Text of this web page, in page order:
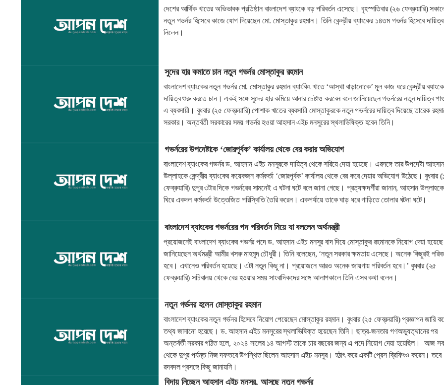
দেশের আর্থিক খাতের অভিভাবক প্রতিষ্ঠান বাংলাদেশ ব্যাংকে বড় পরিবর্তন এসেছে। বৃহস্পতিবার (২৬ ফেব্রুয়ারি)
নতুন গভর্নর হিসেবে কাজে যোগ দিয়েছেন মো. মোস্তাকুর রহমান। তিনি কেন্দ্রীয় ব্যাংকের ১৪তম গভর্নর হিসেবে দায়িত্ব
নিলেন।
সুদের হার কমাতে চান নতুন গভর্নর মোস্তাকুর রহমান
বাংলাদেশ ব্যাংকের নতুন গভর্নর মো. মোস্তাকুর রহমান ব্যাংকিং খাতে ‘আস্থা বাড়ানোকে’ মূল কাজ ধরে কেন্দ্রীয়
দায়িত্ব শুরু করতে চান। একই সঙ্গে সুদের হার কমিয়ে আনার চেষ্টাও করবেন বলে জানিয়েছেন গভর্নরের নতুন দায়িত্ব
এ ব্যবসায়ী। বুধবার (২৫ ফেব্রুয়ারি) পোশাক খাতের ব্যবসায়ী মোস্তাকুরকে নতুন গভর্নরের দায়িত্ব দিয়েছে তারেক
সরকার। অন্তর্বর্তী সরকারের সময় গভর্নর হওয়া আহসান এইচ মনসুরের স্থলাভিষিক্ত হবেন তিনি।
গভর্নরের উপদেষ্টাকে ‘জোরপূর্বক’ কার্যালয় থেকে বের করার অভিযোগ
বাংলাদেশ ব্যাংকের গভর্নর ড. আহসান এইচ মনসুরকে দায়িত্ব থেকে সরিয়ে দেয়া হয়েছে। এরসঙ্গে তার উপদেষ্টা আহসান
উল্লাহকে কেন্দ্রীয় ব্যাংকের কয়েকজন কর্মকর্তা ‘জোরপূর্বক’ কার্যালয় থেকে বের করে দেয়ার অভিযোগ উঠেছে। বুধবার
ফেব্রুয়ারি) দুপুর ৩টার দিকে গভর্নরের সামনেই এ ঘটনা ঘটে বলে জানা গেছে। প্রত্যক্ষদর্শীরা জানান, আহসান উল্লাহকে
ঘিরে একদল কর্মকর্তা উত্তেজিত পরিস্থিতি তৈরি করেন। একপর্যায়ে তাকে ঘাড় ধরে গাড়িতে তোলার ঘটনা ঘটে।
বাংলাদেশ ব্যাংকের গভর্নরের পদ পরিবর্তন নিয়ে যা বললেন অর্থমন্ত্রী
প্রয়োজনেই বাংলাদেশ ব্যাংকের গভর্নর পদে ড. আহসান এইচ মনসুর বাদ দিয়ে মোস্তাকুর রহমানকে নিয়োগ দেয়া
জানিয়েছেন অর্থমন্ত্রী আমীর খসরু মাহমুদ চৌধুরী। তিনি বলেছেন, ‘নতুন সরকার ক্ষমতায় এসেছে। অনেক কিছুরই
হবে। এখানেও পরিবর্তন হয়েছে। এটা নতুন কিছু না। প্রয়োজনে আরও অনেক জায়গায় পরিবর্তন হবে।’ বুধবার (২৫
ফেব্রুয়ারি) সচিবালয় থেকে বের হওয়ার সময় সাংবাদিকদের সঙ্গে আলাপকালে তিনি এসব কথা বলেন।
নতুন গর্ভনর হলেন মোস্তাকুর রহমান
বাংলাদেশ ব্যাংকের নতুন গর্ভনর হিসেবে নিয়োগ পেয়েছেন মোস্তাকুর রহমান। বুধবার (২৫ ফেব্রুয়ারি) প্রজ্ঞাপন জারি
তথ্য জানানো হয়েছে। ড. আহসান এইচ মনসুরের স্থলাভিষিক্ত হয়েছেন তিনি। ছাত্র-জনতার গণঅভ্যুত্থানের পর
অন্তর্বর্তী সরকার গঠিত হলে, ২০২৪ সালের ১৪ আগস্ট তাকে চার বছরের জন্য এ পদে নিয়োগ দেয়া হয়েছিল। আজ
থেকে দুপুর পর্যন্ত নিজ দফতরে উপস্থিত ছিলেন আহসান এইচ মনসুর। হঠাৎ করে একটি প্রেস ব্রিফিংও করেন। তবে
রদবদল প্রসঙ্গে কিছু জানায়নি।
বিদায় নিচ্ছেন আহসান এইচ মনসুর, আসছে নতুন গভর্নর